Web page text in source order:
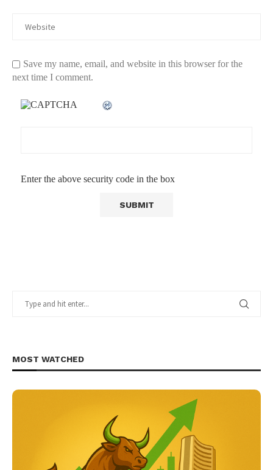
Save my name, email, and website in this browser for the
next time I comment.
Enter the above security code in the box
MOST WATCHED